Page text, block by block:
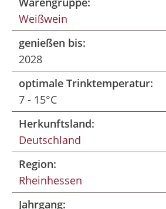
Weißwein
genießen bis:
2028
optimale Trinktemperatur:
7 - 15°C
Herkunftsland:
Deutschland
Region:
Rheinhessen
Jahrgang: